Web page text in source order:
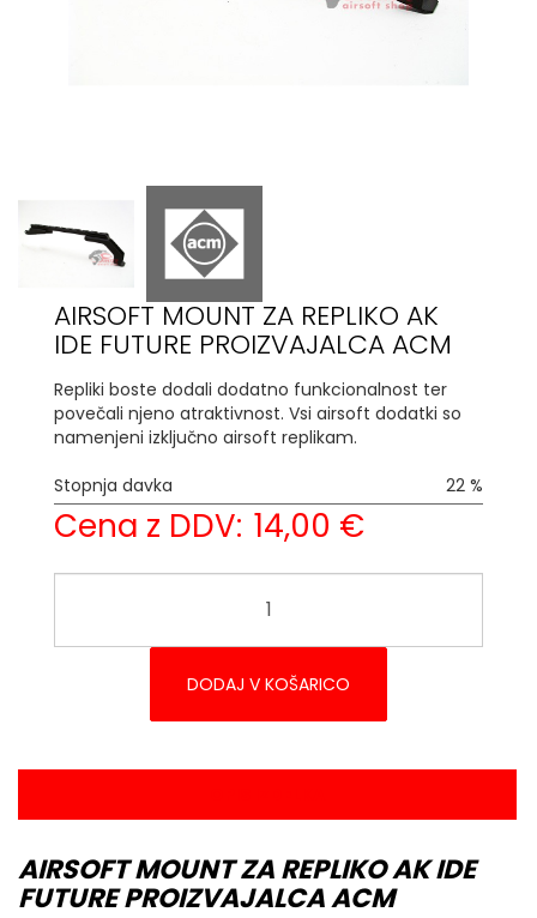
AIRSOFT MOUNT ZA REPLIKO AK
IDE FUTURE PROIZVAJALCA ACM
Repliki boste dodali dodatno funkcionalnost ter
povečali njeno atraktivnost. Vsi airsoft dodatki so
namenjeni izključno airsoft replikam.
Stopnja davka
22 %
Cena z DDV: 14,00 €
DODAJ V KOŠARICO
AIRSOFT MOUNT ZA REPLIKO AK IDE
FUTURE PROIZVAJALCA ACM